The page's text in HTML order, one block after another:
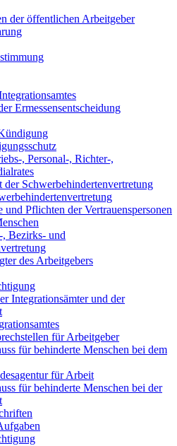
der öffentlichen Arbeitgeber
Ermessensentscheidung
, Personal-, Richter-,
Schwerbehindertenvertretung
und Pflichten der Vertrauenspersonen
Bezirks- und
des Arbeitgebers
Integrationsämter und der
für Arbeitgeber
für behinderte Menschen bei dem
für Arbeit
für behinderte Menschen bei der